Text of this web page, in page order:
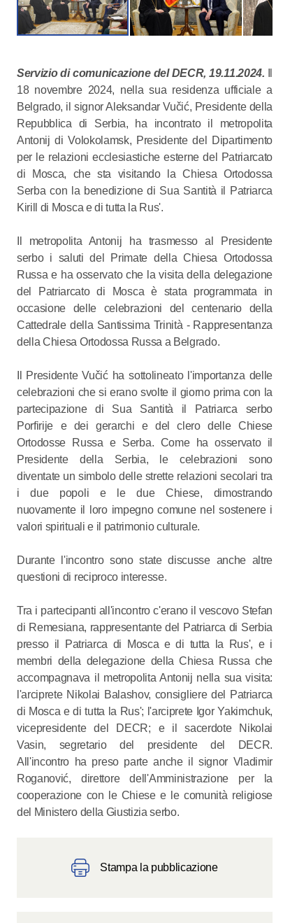
Servizio di comunicazione del DECR, 19.11.2024.
18 novembre 2024, nella sua residenza ufficiale a
Belgrado, il signor Aleksandar Vučić, Presidente della
Repubblica di Serbia, ha incontrato il metropolita
Antonij di Volokolamsk, Presidente del Dipartimento
per le relazioni ecclesiastiche esterne del Patriarcato
di Mosca, che sta visitando la Chiesa Ortodossa
Serba con la benedizione di Sua Santità il Patriarca
Kirill di Mosca e di tutta la Rus'.
Il metropolita Antonij ha trasmesso al Presidente
serbo i saluti del Primate della Chiesa Ortodossa
Russa e ha osservato che la visita della delegazione
del Patriarcato di Mosca è stata programmata in
occasione delle celebrazioni del centenario della
Cattedrale della Santissima Trinità - Rappresentanza
della Chiesa Ortodossa Russa a Belgrado.
Il Presidente Vučić ha sottolineato l'importanza delle
celebrazioni che si erano svolte il giorno prima con la
partecipazione di Sua Santità il Patriarca serbo
Porfirije e dei gerarchi e del clero delle Chiese
Ortodosse Russa e Serba. Come ha osservato il
Presidente della Serbia, le celebrazioni sono
diventate un simbolo delle strette relazioni secolari tra
i due popoli e le due Chiese, dimostrando
nuovamente il loro impegno comune nel sostenere i
valori spirituali e il patrimonio culturale.
Durante l'incontro sono state discusse anche altre
questioni di reciproco interesse.
Tra i partecipanti all'incontro c'erano il vescovo Stefan
di Remesiana, rappresentante del Patriarca di Serbia
presso il Patriarca di Mosca e di tutta la Rus', e i
membri della delegazione della Chiesa Russa che
accompagnava il metropolita Antonij nella sua visita:
l'arciprete Nikolai Balashov, consigliere del Patriarca
di Mosca e di tutta la Rus'; l'arciprete Igor Yakimchuk,
vicepresidente del DECR; e il sacerdote Nikolai
Vasin, segretario del presidente del DECR.
All'incontro ha preso parte anche il signor Vladimir
Roganović, direttore dell'Amministrazione per la
cooperazione con le Chiese e le comunità religiose
del Ministero della Giustizia serbo.
Stampa la pubblicazione